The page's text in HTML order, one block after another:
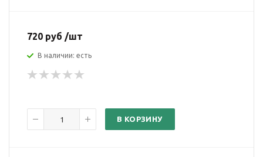
720 руб /шт
В наличии: есть
В КОРЗИНУ